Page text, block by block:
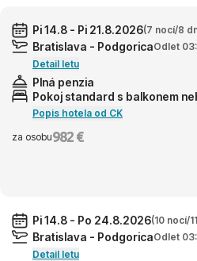
Pi 14.8 - Pi 21.8.2026(7 nocí/8
Bratislava - PodgoricaOdlet
Detail letu
Plná penzia
Pokoj standard s balkonem
Popis hotela od CK
za osobu982 €
Pi 14.8 - Po 24.8.2026(10 nocí/
Bratislava - PodgoricaOdlet
Detail letu